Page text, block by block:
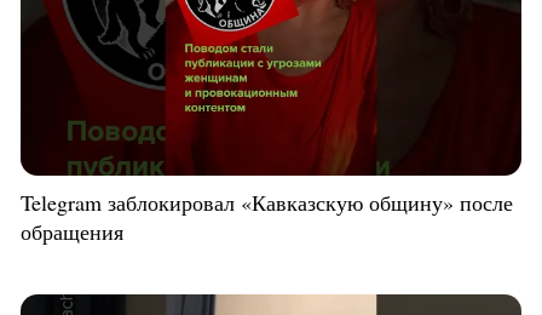
Telegram заблокировал «Кавказскую общину» после
обращения